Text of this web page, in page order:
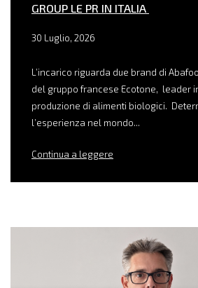
GROUP LE PR IN ITALIA
30 Luglio, 2026
L’incarico riguarda due brand di
del gruppo francese Ecotone, leader
produzione di alimenti biologici.
l’esperienza nel mondo...
Continua a leggere